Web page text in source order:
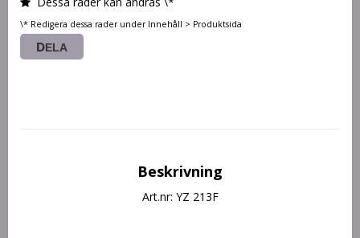
\* Redigera dessa rader under Innehåll > Produktsida
DELA
Beskrivning
Art.nr: YZ 213F